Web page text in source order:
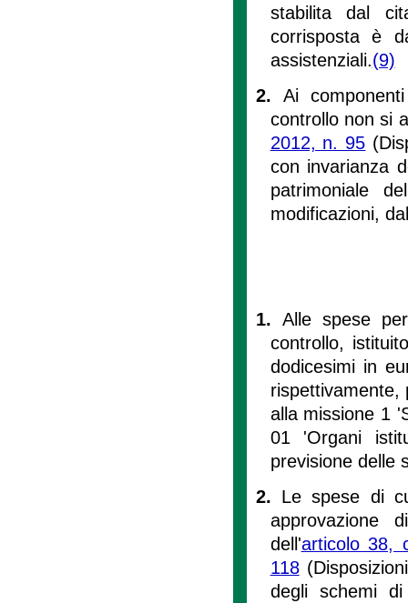
stabilita dal
corrisposta è
assistenziali.(9)
2.Ai
controllo non si
2012, n. 95
con invarianza
patrimoniale
modificazioni,
1. Alle spese
controllo,
dodicesimi in
rispettivamente,
alla missione 1
01 'Organi
previsione delle
2. Le spese di
approvazione
dell'articolo 38,
118
degli schemi